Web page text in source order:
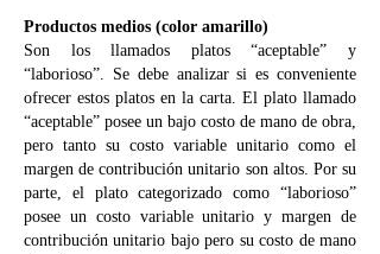
Productos medios (color amarillo)
Son los llamados platos “aceptable” y
“laborioso”. Se debe analizar si es conveniente
ofrecer estos platos en la carta. El plato llamado
“aceptable” posee un bajo costo de mano de obra,
pero tanto su costo variable unitario como el
margen de contribución unitario son altos. Por su
parte, el plato categorizado como “laborioso”
posee un costo variable unitario y margen de
contribución unitario bajo pero su costo de mano